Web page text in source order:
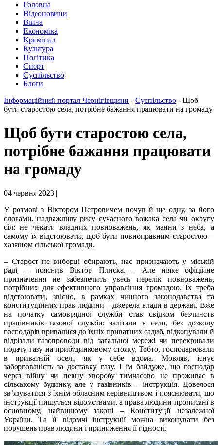
Головна
Відеоновини
Війна
Економіка
Кримінал
Культура
Політика
Спорт
Суспільство
Блоги
Інформаційний портал Чернігівщини - Суспільство - Щоб
бути старостою села, потрібне бажання працювати на громаду
Щоб бути старостою села,
потрібне бажання працювати
на громаду
04 червня 2023 |
У розмові з Віктором Петровичем почув й ще одну, за його
словами, надважливу рису сучасного вожака села чи округу
сіл: не чекати владних повноважень, як манни з неба, а
самому їх відстоювати, щоб бути повноправним старостою –
хазяїном сільської громади.
– Старост не виборці обирають, нас призначають у міській
раді, – пояснив Віктор Плиска. – Але ніяке офіційне
призначення не забезпечить увесь перелік повноважень,
потрібних для ефективного управління громадою. Їх треба
відстоювати, звісно, в рамках чинного законодавства та
конституційних прав людини – джерела влади в державі. Вже
на початку самоврядної служби став свідком безчинств
працівників газової служби: залітали в село, без дозволу
господарів вривалися до їхніх приватних садиб, відкопували й
відрізали газопроводи від загальної мережі чи перекривали
подачу газу на прибудинковому стояку. Тобто, господарювали
в приватній оселі, як у себе вдома. Мовляв, існує
заборгованість за доставку газу. І їм байдуже, що господар
через війну чи певну хворобу тимчасово не проживає в
сільському будинку, але у газівників – інструкція. Довелося
зв’язуватися з їхнім обласним керівництвом і пояснювати, що
інструкції пишуться відомствами, а права людини прописані в
основному, найвищому законі – Конституції незалежної
України. Та й відомчі інструкції можна виконувати без
порушень прав людини і приниження її гідності.